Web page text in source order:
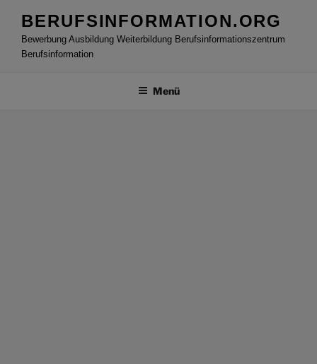
Inhalt
springen
BERUFSINFORMATION.ORG
Bewerbung Ausbildung Weiterbildung Berufsinformationszentrum
Berufsinformation
Menü